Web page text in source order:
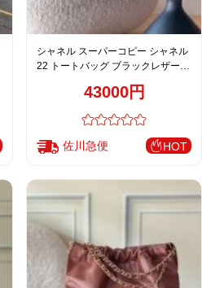
シャネル スーパーコピー シャネル
22 トートバッグ ブラックレザー
43000円
佐川急便 HOT